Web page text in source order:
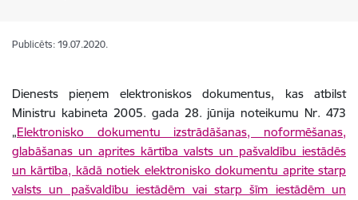
Publicēts: 19.07.2020.
Dienests pieņem elektroniskos dokumentus, kas atbilst
Ministru kabineta 2005. gada 28. jūnija noteikumu Nr. 473
„Elektronisko dokumentu izstrādāšanas, noformēšanas,
glabāšanas un aprites kārtība valsts un pašvaldību iestādēs
un kārtība, kādā notiek elektronisko dokumentu aprite starp
valsts un pašvaldību iestādēm vai starp šīm iestādēm un